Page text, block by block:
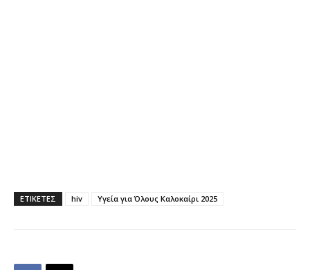
ΕΤΙΚΕΤΕΣ hiv Υγεία για Όλους Καλοκαίρι 2025